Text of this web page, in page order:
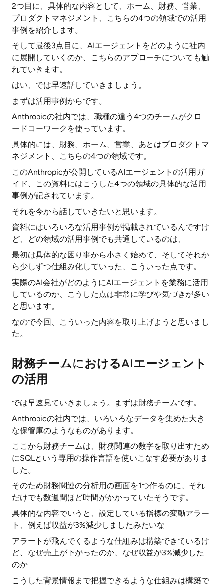
2つ目に、具体的な内容として、ホーム、財務、営業、
プロダクトマネジメント、こちらの4つの領域での活用
事例を紹介します。
そして最後3点目に、AIエージェントをどのように社内
に展開していくのか、こちらのアプローチについても触
れていきます。
はい、では早速話していきましょう。
まずは活用事例からです。
Anthropicの社内では、職種の違う4つのチームがクロ
ードコーワークを使っています。
具体的には、財務、ホーム、営業、あとはプロダクトマ
ネジメント、こちらの4つの領域です。
このAnthropicが公開しているAIエージェントの活用ガ
イド、この資料にはこうした4つの領域の具体的な活用
事例が記されています。
それを今から話していきたいと思います。
資料にはいろいろな活用事例が掲載されているんですけ
ど、どの領域の活用事例でも共通しているのは、
最初は具体的な困り事から小さく始めて、そしてそれか
ら少しずつ仕組み化していった、こういった点です。
実際のAI会社がどのようにAIエージェントを業務に活用
しているのか、こうした点は非常に学びや気づきが多い
と思います。
なので今回、こういった内容を取り上げようと思いまし
た。
財務チームにおけるAIエージェント
の活用
では早速見ていきましょう。まずは財務チームです。
Anthropicの社内では、いろいろなデータを集めた大き
な保管庫のようなものがあります。
ここから財務チームは、財務関連の数字を取り出すため
にSQLという専用の操作言語を使いこなす必要がありま
した。
そのため財務関連の分析用の画面を1つ作るのに、それ
だけでも数週間ほど時間がかかっていたそうです。
具体的な内容でいうと、設定している指標の変動アラー
ト、例えば収益が3%減少しましたみたいな
アラートが飛んでくるような仕組みは構築できているけ
ど、なぜ売上が下がったのか、なぜ収益が3%減少した
のか
こうした背景情報まで把握できるような仕組みは構築で